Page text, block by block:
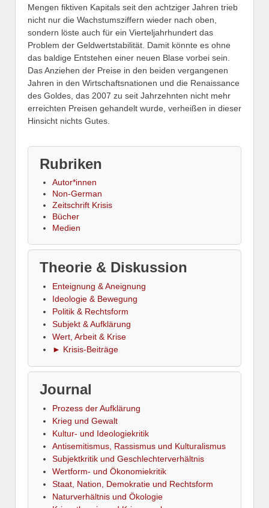
Mengen fik­tiven Kapitals seit den achtziger Jahren trieb
nicht nur die Wachstumsziffern wieder nach oben,
sondern löste auch für ein Vierteljahrhundert das
Problem der Geldwertstabilität. Damit könnte es ohne
das baldige Entstehen einer neuen Blase vorbei sein.
Das Anziehen der Preise in den beiden vergangenen
Jahren in den Wirtschaftsna­tionen und die Renaissance
des Goldes, das 2007 zu seit Jahrzehnten nicht mehr
erreichten Preisen gehandelt wurde, verheißen in dieser
Hinsicht nichts Gutes.
Rubriken
Autor*innen
Non-German
Zeitschrift Krisis
Bücher
Medien
Theorie & Diskussion
Enteignung & Aneignung
Ideologie & Bewegung
Politik & Rechtsform
Subjekt & Aufklärung
Wert, Arbeit & Krise
► Krisis-Beiträge
Journal
Prozess der Aufklärung
Krieg und Gewalt
Kultur- und Ideologiekritik
Antisemitismus, Rassismus und Kulturalismus
Subjektkritik und Geschlechterverhältnis
Wertform- und Ökonomiekritik
Staat, Nation, Demokratie und Rechtsform
Naturverhältnis und Ökologie